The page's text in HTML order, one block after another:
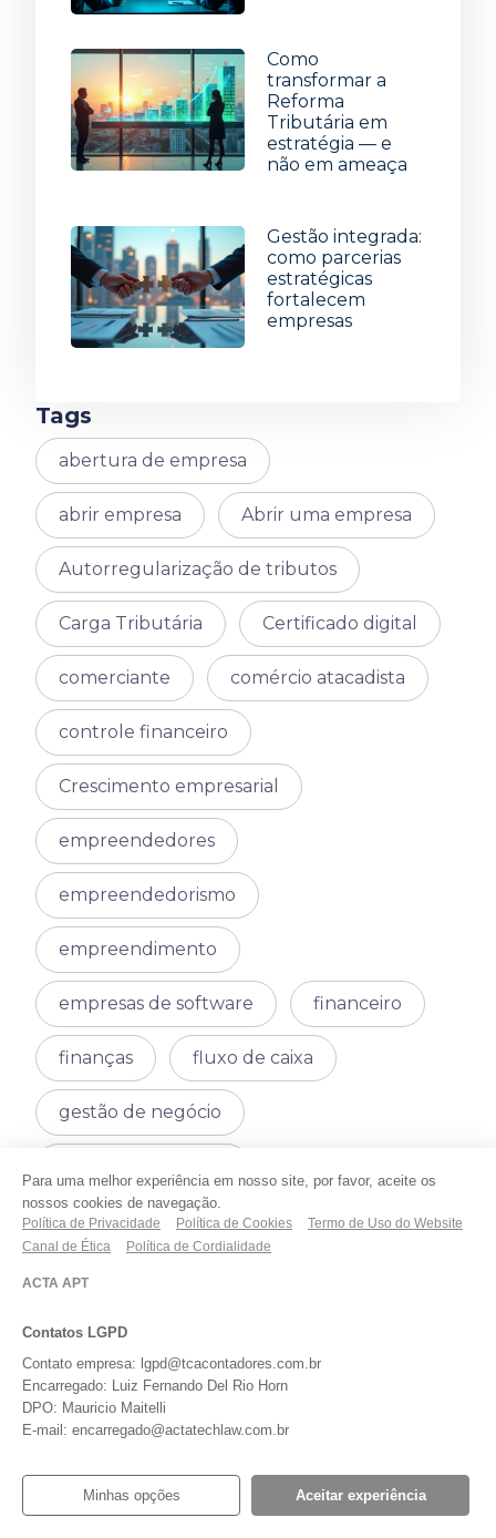
Como
transformar a
Reforma
Tributária em
estratégia — e
não em ameaça
Gestão integrada:
como parcerias
estratégicas
fortalecem
empresas
Tags
abertura de empresa
abrir empresa Abrir uma empresa
Autorregularização de tributos
Carga Tributária Certificado digital
comerciante comércio atacadista
controle financeiro
Crescimento empresarial
empreendedores
empreendedorismo
empreendimento
empresas de software financeiro
finanças fluxo de caixa
gestão de negócio
gestão financeira gestão fiscal
gestão tributária
imposto
iniciar empresa Lucratividade
lucro presumido lucro real
MEI Obrigações fiscais
Para uma melhor experiência em nosso site, por favor, aceite os
nossos cookies de navegação.
Política de Privacidade Política de Cookies
Termo de Uso do Website
Canal de Ética
Política de Cordialidade
ACTA APT
Contatos LGPD
Contato empresa: lgpd@tcacontadores.com.br
Encarregado: Luiz Fernando Del Rio Horn
DPO: Mauricio Maitelli
E-mail: encarregado@actatechlaw.com.br
Minhas opções Aceitar experiência